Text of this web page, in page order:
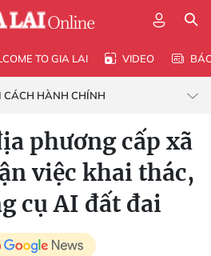
TO GIA LAI VIDEO
CÁCH HÀNH CHÍNH
phương cấp xã
việc khai thác,
cụ AI đất đai